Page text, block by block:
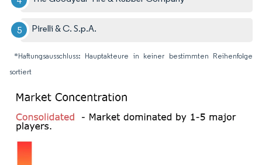
Pirelli & C. S.p.A.
*Haftungsausschluss: Hauptakteure in keiner bestimmten Reihenfolge
sortiert